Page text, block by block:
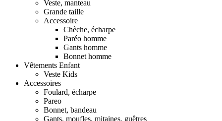
Veste, manteau
Grande taille
Accessoire
Chèche, écharpe
Paréo homme
Gants homme
Bonnet homme
Vêtements Enfant
Veste Kids
Accessoires
Foulard, écharpe
Pareo
Bonnet, bandeau
Gants, moufles, mitaines, guêtres